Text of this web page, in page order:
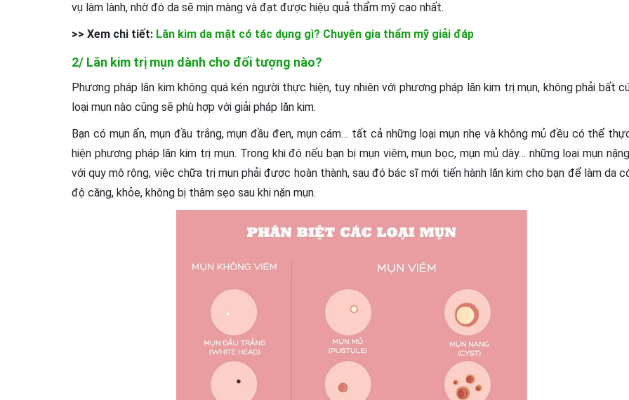
vụ làm lành, nhờ đó da sẽ mịn màng và đạt được hiệu quả thẩm mỹ cao nhất.
>> Xem chi tiết: Lăn kim da mặt có tác dụng gì? Chuyên gia thẩm mỹ giải đáp
2/ Lăn kim trị mụn dành cho đối tượng nào?
Phương pháp lăn kim không quá kén người thực hiện, tuy nhiên với phương pháp lăn kim trị mụn, không phải bất
loại mụn nào cũng sẽ phù hợp với giải pháp lăn kim.
Bạn có mụn ẩn, mụn đầu trắng, mụn đầu đen, mụn cám… tất cả những loại mụn nhẹ và không mủ đều có thể
hiện phương pháp lăn kim trị mụn. Trong khi đó nếu bạn bị mụn viêm, mụn bọc, mụn mủ dày… những loại mụn
với quy mô rộng, việc chữa trị mụn phải được hoàn thành, sau đó bác sĩ mới tiến hành lăn kim cho bạn để làm da
độ căng, khỏe, không bị thâm sẹo sau khi nặn mụn.